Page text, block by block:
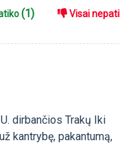
(1) Visai
dirbančios Trakų Iki
kantrybę, pakantumą,